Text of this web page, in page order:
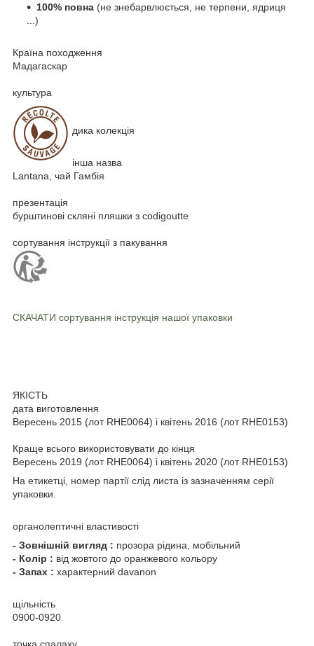
100% повна (не знебарвлюється, не терпени, ядриця
...)
Країна походження
Мадагаскар
культура
дика колекція
інша назва
Lantana, чай Гамбія
презентація
бурштинові скляні пляшки з codigoutte
сортування інструкції з пакування
СКАЧАТИ сортування інструкція нашої упаковки
ЯКІСТЬ
дата виготовлення
Вересень 2015 (лот RHE0064) і квітень 2016 (лот RHE0153)
Краще всього використовувати до кінця
Вересень 2019 (лот RHE0064) і квітень 2020 (лот RHE0153)
На етикетці, номер партії слід листа із зазначенням серії
упаковки.
органолептичні властивості
- Зовнішній вигляд : прозора рідина, мобільний
- Колір : від жовтого до оранжевого кольору
- Запах : характерний davanon
щільність
0900-0920
точка спалаху